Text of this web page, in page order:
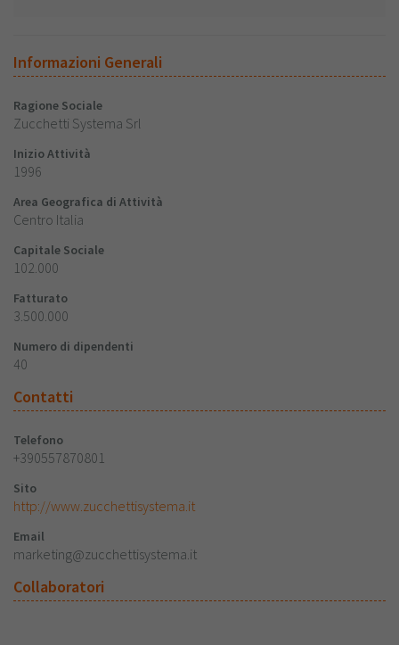
Informazioni Generali
Ragione Sociale
Zucchetti Systema Srl
Inizio Attività
1996
Area Geografica di Attività
Centro Italia
Capitale Sociale
102.000
Fatturato
3.500.000
Numero di dipendenti
40
Contatti
Telefono
+390557870801
Sito
http://www.zucchettisystema.it
Email
marketing@zucchettisystema.it
Collaboratori